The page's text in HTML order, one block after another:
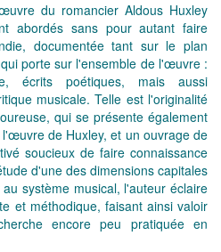
du romancier Aldous Huxley
abordés sans pour autant faire
documentée tant sur le plan
porte sur l'ensemble de l'œuvre :
écrits poétiques, mais aussi
musicale. Telle est l'originalité
qui se présente également
de Huxley, et un ouvrage de
soucieux de faire connaissance
d'une des dimensions capitales
système musical, l'auteur éclaire
et méthodique, faisant ainsi valoir
encore peu pratiquée en